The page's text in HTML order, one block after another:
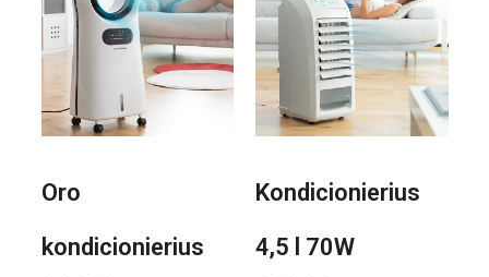
Oro
kondicionierius
Kondicionierius
4,5 l 70W